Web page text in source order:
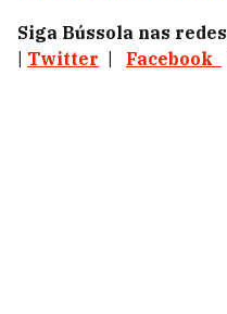
Siga Bússola nas
Twitter Facebook